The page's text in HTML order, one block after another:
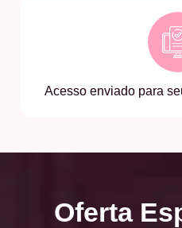
Acesso enviado para
Oferta